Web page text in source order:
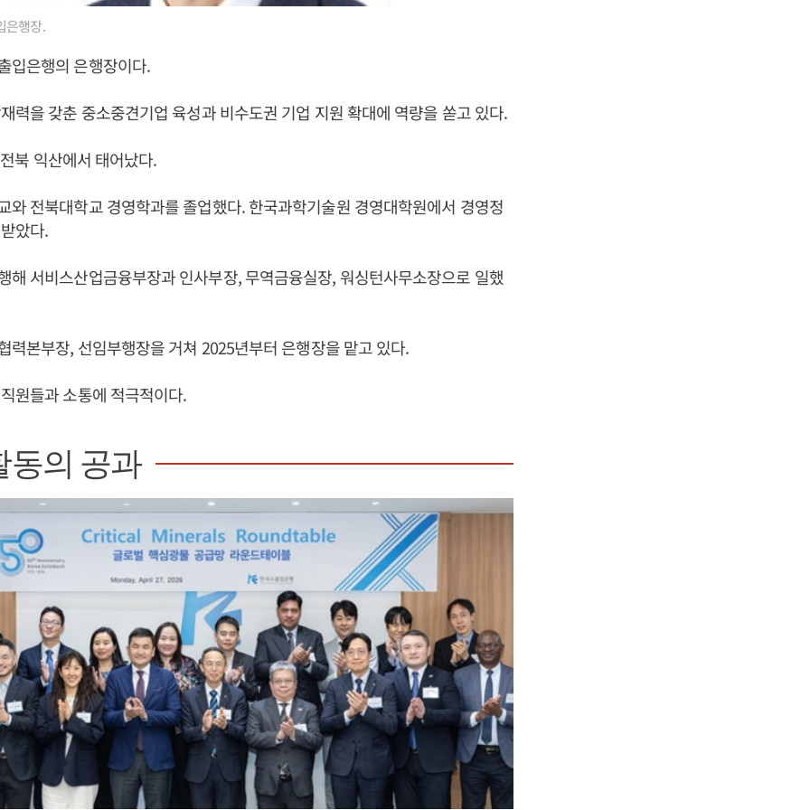
은행장.
입은행의 은행장이다.
력을 갖춘 중소중견기업 육성과 비수도권 기업 지원 확대에 역량을 쏟고 있다.
북 익산에서 태어났다.
와 전북대학교 경영학과를 졸업했다. 한국과학기술원 경영대학원에서 경영정
았다.
해 서비스산업금융부장과 인사부장, 무역금융실장, 워싱턴사무소장으로 일했
력본부장, 선임부행장을 거쳐 2025년부터 은행장을 맡고 있다.
원들과 소통에 적극적이다.
동의 공과